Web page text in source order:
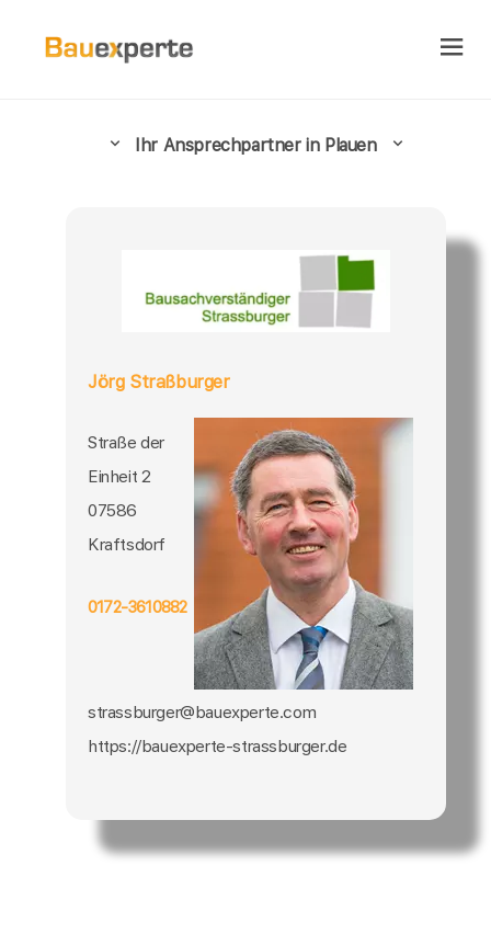
Ihr Ansprechpartner in Plauen
Jörg Straßburger
Straße der
Einheit 2
07586
Kraftsdorf
0172-3610882
strassburger@bauexperte.com
https://bauexperte-strassburger.de